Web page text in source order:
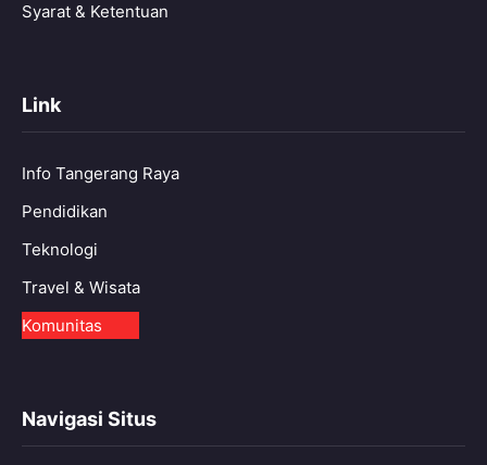
Syarat & Ketentuan
Link
Info Tangerang Raya
Pendidikan
Teknologi
Travel & Wisata
Komunitas
Navigasi Situs